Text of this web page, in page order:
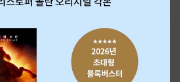
최근 본 상품
중고샵 1566-4295
eBook 1:1문의/채팅상담
예스이십사(주) 사업자 정보
개인정보처리방침 청소년보호정책